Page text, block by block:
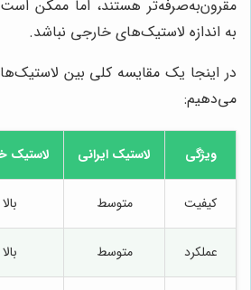
مقرون‌به‌صرفه‌تر هستند، اما ممکن
به اندازه لاستیک‌های خارجی نباشد.
در اینجا یک مقایسه کلی بین
می‌دهیم:
ویژگی لاستیک ایرانی لاستیک
کیفیت متوسط بالا
عملکرد متوسط بالا